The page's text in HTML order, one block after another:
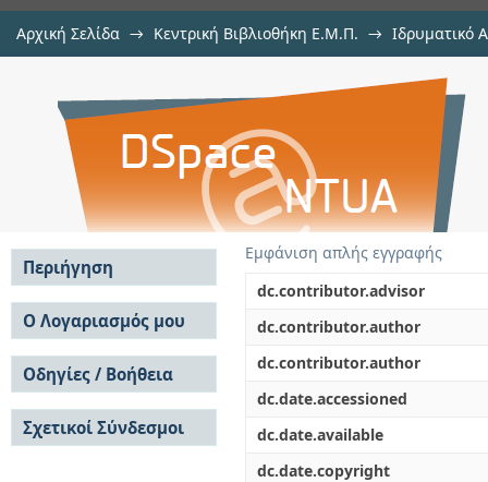
Αρχική Σελίδα → Κεντρική Βιβλιοθήκη Ε.Μ.Π. → Ιδρυματικό
Διερεύνηση της ιξώδους
Εμφάνιση απλής εγγραφής
dc.contributor.advisor
dc.contributor.author
dc.contributor.author
dc.date.accessioned
dc.date.available
dc.date.copyright
Περιήγηση
Σε όλο το DSpace
Κοινότητες & Συλλογές
Ανά Ημερομηνία
Έκδοσης
Συγγραφείς
Τίτλοι
Θέματα
Ο Λογαριασμός μου
Σύνδεση
Εγγραφή
Οδηγίες / Βοήθεια
Οδηγίες Υποβολής
Οδηγίες Χρήσης ΙΑ
Συχνές Ερωτήσεις
Σχετικοί Σύνδεσμοι